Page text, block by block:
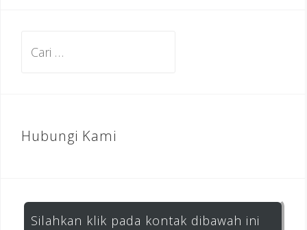
Hubungi Kami
Silahkan klik pada kontak dibawah ini